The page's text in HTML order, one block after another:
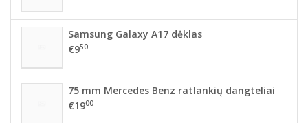
Samsung Galaxy A17 dėklas
€950
75 mm Mercedes Benz ratlankių dangteliai
€1900